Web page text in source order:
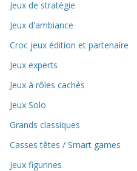
Jeux de stratégie
Jeux d'ambiance
Croc jeux édition et partenaire
Jeux experts
Jeux à rôles cachés
Jeux Solo
Grands classiques
Casses têtes / Smart games
Jeux figurines